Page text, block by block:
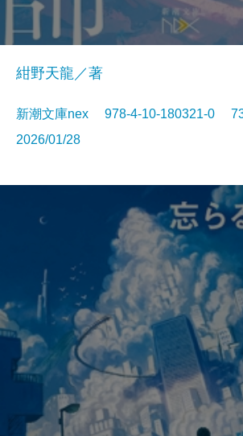
紺野天龍／著
新潮文庫nex 978-4-10-180321-0
2026/01/28